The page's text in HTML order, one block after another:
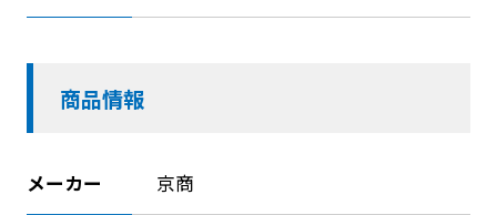
商品情報
メーカー 京商